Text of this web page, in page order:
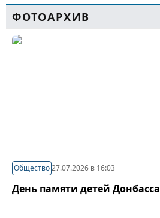
ФОТОАРХИВ
Общество27.07.2026 в 16:03
День памяти детей Донбасса